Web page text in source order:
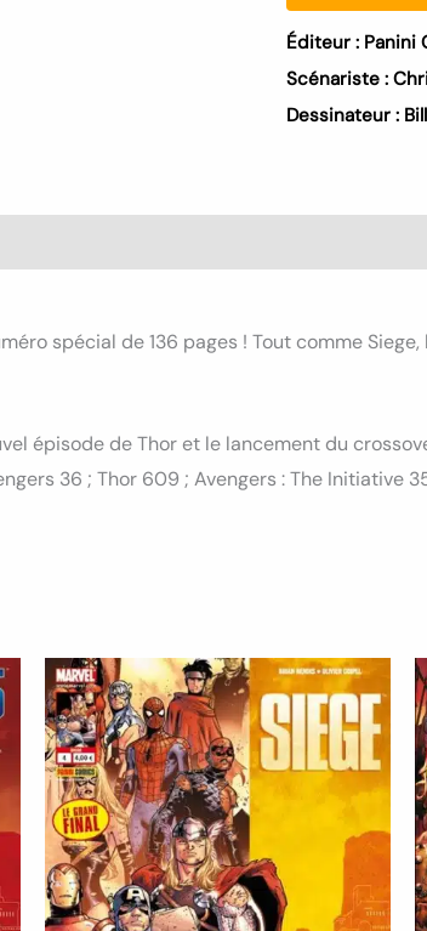
Éditeur : Panini
Scénariste :
Dessinateur :
spécial de 136 pages ! Tout comme
épisode de Thor et le lancement du
36 ; Thor 609 ; Avengers : The Initiative